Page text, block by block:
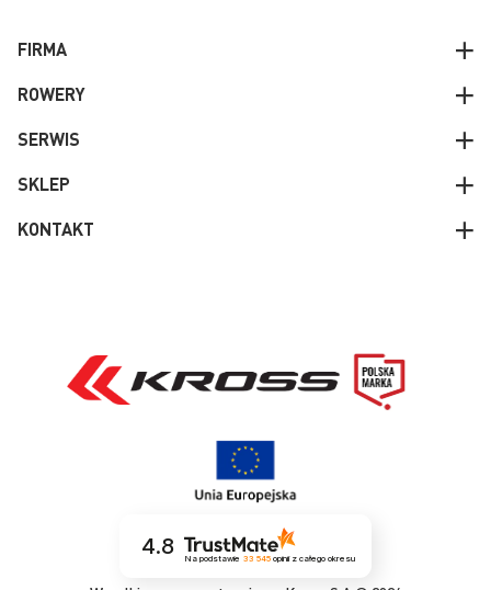
FIRMA
ROWERY
SERWIS
SKLEP
KONTAKT
4.8
Na podstawie 33 545opinii z całego okresu